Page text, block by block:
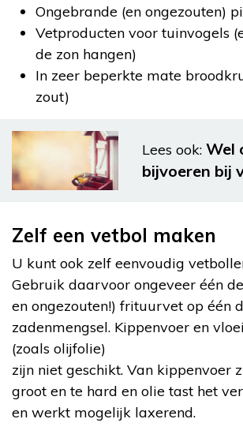
Ongebrande (en ongezouten)
Vetproducten voor tuinvogels
de zon hangen)
In zeer beperkte mate
zout)
Lees ook: Wel
bijvoeren bij
Zelf een vetbol maken
U kunt ook zelf eenvoudig
Gebruik daarvoor ongeveer één
en ongezouten!) frituurvet op één
zadenmengsel. Kippenvoer en
(zoals olijfolie)
zijn niet geschikt. Van kippenvoer
groot en te hard en olie tast het
en werkt mogelijk laxerend.